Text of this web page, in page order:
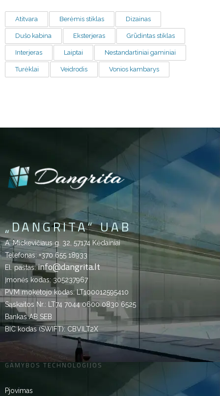
Atitvara Berėmis stiklas Dizainas
Dušo kabina Eksterjeras Grūdintas stiklas
Interjeras Laiptai Nestandartiniai gaminiai
Turėklai Veidrodis Vonios kambarys
„DANGRITA“ UAB
A. Mickevičiaus g. 32, 57174 Kėdainiai
Telefonas: +370 655 18933
El. paštas:info@dangrita.lt
Įmonės kodas: 305237967
PVM mokėtojo kodas: LT100012595410
Sąskaitos Nr.: LT74 7044 0600 0830 6525
Bankas AB SEB
BIC kodas (SWIFT): CBVILT2X
GAMYBOS TECHNOLOGIJOS
Pjovimas